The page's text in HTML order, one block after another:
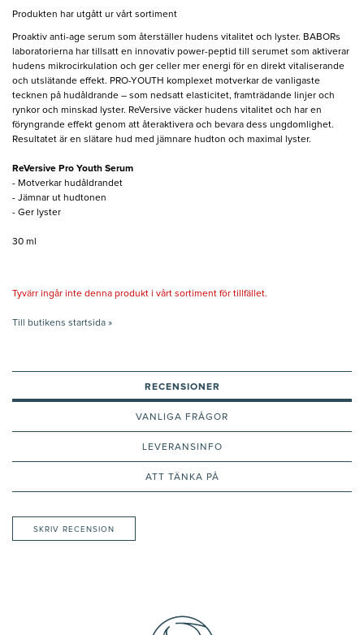
Produkten har utgått ur vårt sortiment
Proaktiv anti-age serum som återställer hudens vitalitet och lyster. BABORs
laboratorierna har tillsatt en innovativ power-peptid till serumet som aktiverar
hudens mikrocirkulation och ger celler mer energi för en direkt vitaliserande
och utslätande effekt. PRO-YOUTH komplexet motverkar de vanligaste
tecknen på hudåldrande – som nedsatt elasticitet, framträdande linjer och
rynkor och minskad lyster. ReVersive väcker hudens vitalitet och har en
föryngrande effekt genom att återaktivera och bevara dess ungdomlighet.
Resultatet är en slätare hud med jämnare hudton och maximal lyster.
ReVersive Pro Youth Serum
- Motverkar hudåldrandet
- Jämnar ut hudtonen
- Ger lyster
30 ml
Tyvärr ingår inte denna produkt i vårt sortiment för tillfället.
Till butikens startsida »
RECENSIONER
VANLIGA FRÅGOR
LEVERANSINFO
ATT TÄNKA PÅ
SKRIV RECENSION